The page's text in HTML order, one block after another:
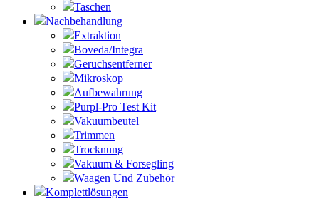
Taschen
Nachbehandlung
Extraktion
Boveda/Integra
Geruchsentferner
Mikroskop
Aufbewahrung
Purpl-Pro Test Kit
Vakuumbeutel
Trimmen
Trocknung
Vakuum & Forsegling
Waagen Und Zubehör
Komplettlösungen